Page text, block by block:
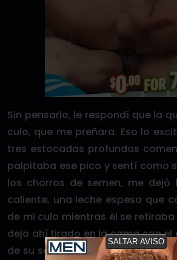
Sin pensarlo, le respondí que la
culo, que me preñara. Eso lo
tres estocadas profundas
palpitaba ese pico y sentí como
los chorros de semen, me dejó
caliente, una leche espesa que
de mi culo mientras él se
dejo ahí tirado en la cama con el
de su semen, justo donde
SALTAR AVISO